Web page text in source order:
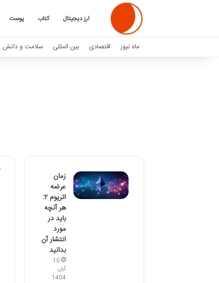
ارز دیجیتال کتاب پوست
ماه نیوز اقتصادی بین المللی سلامت و دانش
زمان
عرضه
اتریوم ۲:
هر آنچه
باید در
مورد
انتشار آن
بدانید
10
آبان
1404